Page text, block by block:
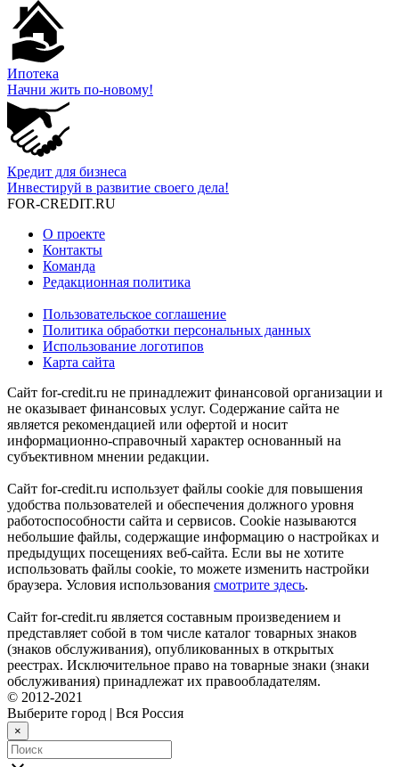
Ипотека
Начни жить по-новому!
Кредит для бизнеса
Инвестируй в развитие своего дела!
FOR-CREDIT.RU
О проекте
Контакты
Команда
Редакционная политика
Пользовательское соглашение
Политика обработки персональных данных
Использование логотипов
Карта сайта
Сайт for-credit.ru не принадлежит финансовой организации и
не оказывает финансовых услуг. Содержание сайта не
является рекомендацией или офертой и носит
информационно-справочный характер основанный на
субъективном мнении редакции.
Сайт for-credit.ru использует файлы cookie для повышения
удобства пользователей и обеспечения должного уровня
работоспособности сайта и сервисов. Cookie называются
небольшие файлы, содержащие информацию о настройках и
предыдущих посещениях веб-сайта. Если вы не хотите
использовать файлы cookie, то можете изменить настройки
браузера. Условия использования смотрите здесь.
Сайт for-credit.ru является составным произведением и
представляет собой в том числе каталог товарных знаков
(знаков обслуживания), опубликованных в открытых
реестрах. Исключительное право на товарные знаки (знаки
обслуживания) принадлежат их правообладателям.
© 2012-2021
Выберите город | Вся Россия
×